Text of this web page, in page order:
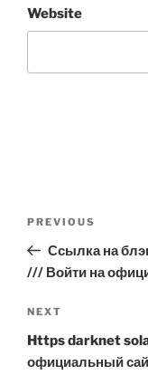
Website
Previous
Post
PREVIOUS
Ссылка на
/// Войти на
Next
Post
NEXT
Https darknet
официальный